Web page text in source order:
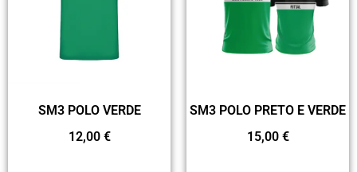
SM3 POLO VERDE
12,00 €
SM3 POLO PRETO E VERDE
15,00 €